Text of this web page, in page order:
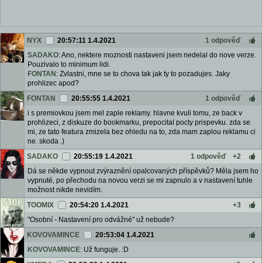
NYX 20:57:11 1.4.2021
1 odpověď
SADAKO: Ano, nektere moznosti nastaveni jsem nedelal do nove verze.
Pouzivalo to minimum lidi.
FONTAN : Zvlastni, mne se to chova tak jak ty to pozadujes. Jaky
prohlizec apod?
FONTAN
20:55:55 1.4.2021
1 odpověď
i s premiovkou jsem mel zaple reklamy. hlavne kvuli tomu, ze back v
prohlizeci, z diskuze do bookmarku, prepocital pocty prispevku. zda se
mi, ze tato featura zmizela bez ohledu na to, zda mam zaplou reklamu ci
ne. skoda .)
SADAKO
20:55:19 1.4.2021 1 odpověď
+2
Dá se někde vypnout zvýraznění opalcovaných příspěvků? Měla jsem ho
vypnuté, po přechodu na novou verzi se mi zapnulo a v nastavení tuhle
možnost nikde nevidím.
TOOMIX
20:54:20 1.4.2021
+3
"Osobní - Nastavení pro odvážné" už nebude?
KOVOVAMINCE
20:53:04 1.4.2021
KOVOVAMINCE: Už funguje. :D